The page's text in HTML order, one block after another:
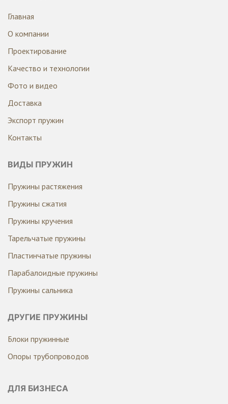
Главная
О компании
Проектирование
Качество и технологии
Фото и видео
Доставка
Экспорт пружин
Контакты
ВИДЫ ПРУЖИН
Пружины растяжения
Пружины сжатия
Пружины кручения
Тарельчатые пружины
Пластинчатые пружины
Парабалоидные пружины
Пружины сальника
ДРУГИЕ ПРУЖИНЫ
Блоки пружинные
Опоры трубопроводов
ДЛЯ БИЗНЕСА